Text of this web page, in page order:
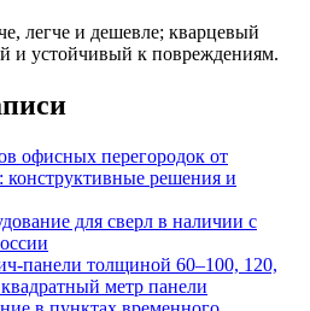
легче и дешевле; кварцевый
и устойчивый к повреждениям.
офисных перегородок от
конструктивные решения и
для сверл в наличии с
панели толщиной 60–100, 120,
метр панели